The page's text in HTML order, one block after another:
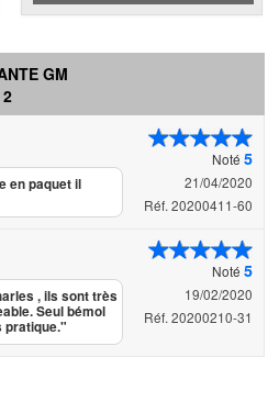
GM
2
Noté 5
21/04/2020
Réf. 20200411-60
en paquet il
Noté 5
19/02/2020
Réf. 20200210-31
, ils sont très
Seul bémol
pratique."